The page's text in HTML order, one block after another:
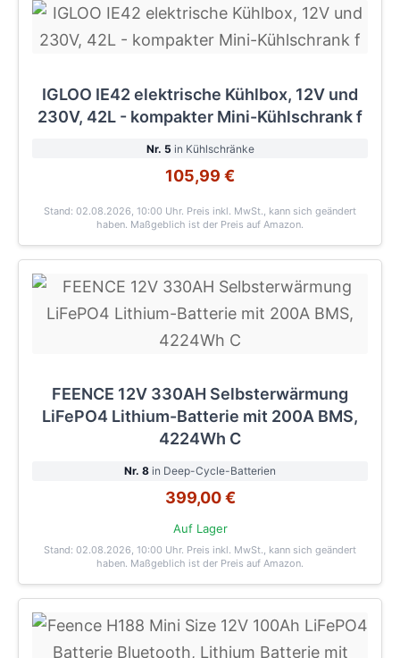
IGLOO IE42 elektrische Kühlbox, 12V und
230V, 42L - kompakter Mini-Kühlschrank f
Nr. 5 in Kühlschränke
105,99 €
Stand: 02.08.2026, 10:00 Uhr. Preis inkl. MwSt., kann sich geändert
haben. Maßgeblich ist der Preis auf Amazon.
FEENCE 12V 330AH Selbsterwärmung
LiFePO4 Lithium-Batterie mit 200A BMS,
4224Wh C
Nr. 8 in Deep-Cycle-Batterien
399,00 €
Auf Lager
Stand: 02.08.2026, 10:00 Uhr. Preis inkl. MwSt., kann sich geändert
haben. Maßgeblich ist der Preis auf Amazon.